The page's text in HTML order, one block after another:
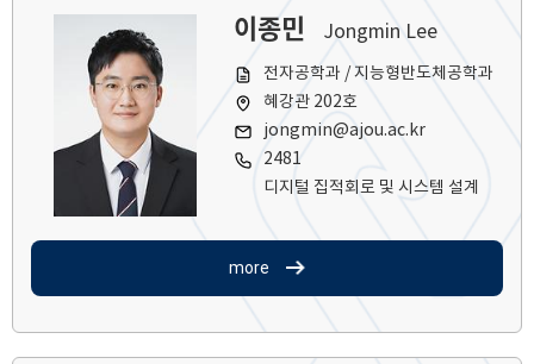
이종민 Jongmin Lee
전자공학과 / 지능형반도체공학과
혜강관 202호
jongmin@ajou.ac.kr
2481
디지털 집적회로 및 시스템 설계
more